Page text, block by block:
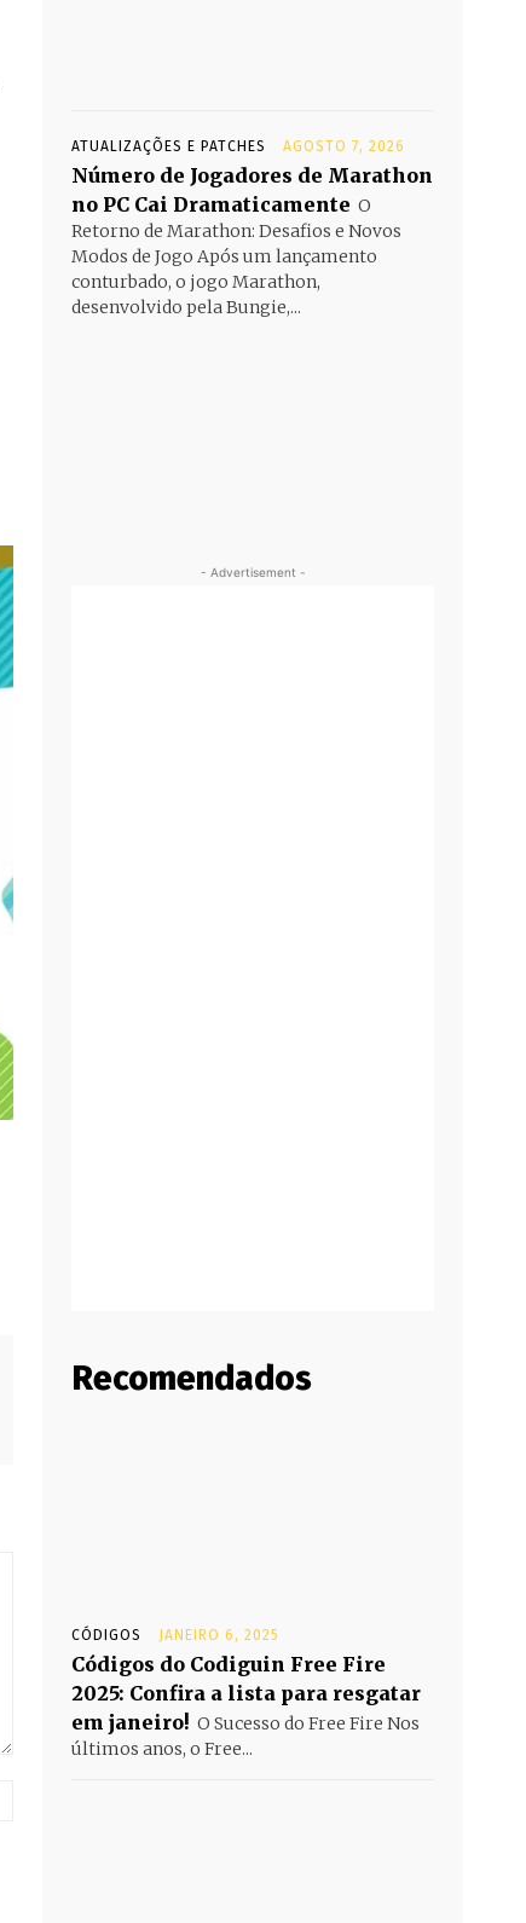
ATUALIZAÇÕES E PATCHES AGOSTO 7, 2026
Número de Jogadores de Marathon
no PC Cai Dramaticamente O
Retorno de Marathon: Desafios e Novos
Modos de Jogo Após um lançamento
conturbado, o jogo Marathon,
desenvolvido pela Bungie,...
- Advertisement -
Recomendados
CÓDIGOS JANEIRO 6, 2025
Códigos do Codiguin Free Fire
2025: Confira a lista para resgatar
em janeiro! O Sucesso do Free Fire Nos
últimos anos, o Free...